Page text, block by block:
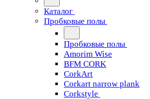
Каталог
Пробковые полы
Пробковые полы
Amorim Wise
BFM CORK
CorkArt
Corkart narrow plank
Corkstyle